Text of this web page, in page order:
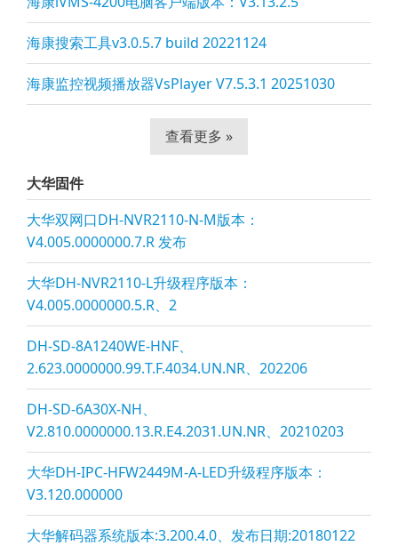
海康搜索工具v3.0.5.7 build 20221124
海康监控视频播放器VsPlayer V7.5.3.1 20251030
查看更多 »
大华固件
大华双网口DH-NVR2110-N-M版本：
V4.005.0000000.7.R 发布
大华DH-NVR2110-L升级程序版本：
V4.005.0000000.5.R、2
DH-SD-8A1240WE-HNF、
2.623.0000000.99.T.F.4034.UN.NR、202206
DH-SD-6A30X-NH、
V2.810.0000000.13.R.E4.2031.UN.NR、20210203
大华DH-IPC-HFW2449M-A-LED升级程序版本：
V3.120.000000
大华解码器系统版本:3.200.4.0、发布日期:20180122